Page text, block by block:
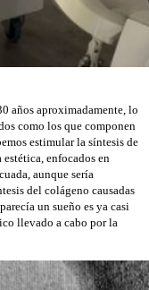
años aproximadamente, lo
como los que componen
estimular la síntesis de
enfocados en
aunque sería
del colágeno causadas
un sueño es ya casi
llevado a cabo por la